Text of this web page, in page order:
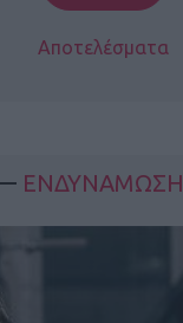
Αποτελέσματα
ΕΝΔΥΝΑΜΩΣΗ